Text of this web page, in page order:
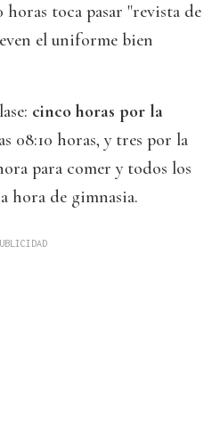
horas toca pasar "revista de
el uniforme bien
cinco horas por la
08:10 horas, y tres por la
para comer y todos los
hora de gimnasia.